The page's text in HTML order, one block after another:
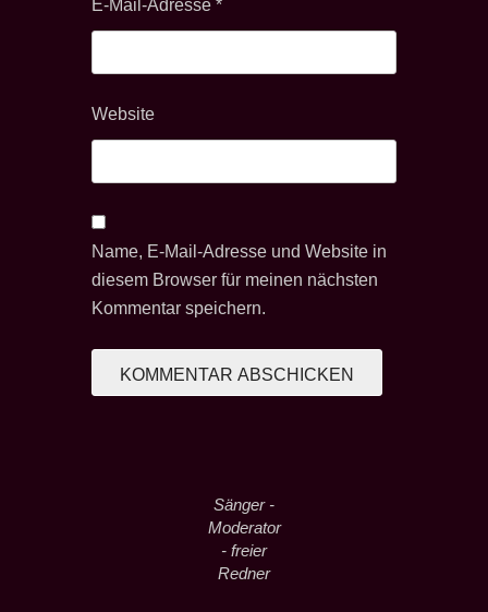
E-Mail-Adresse *
Website
Name, E-Mail-Adresse und Website in
diesem Browser für meinen nächsten
Kommentar speichern.
Sänger -
Moderator
- freier
Redner